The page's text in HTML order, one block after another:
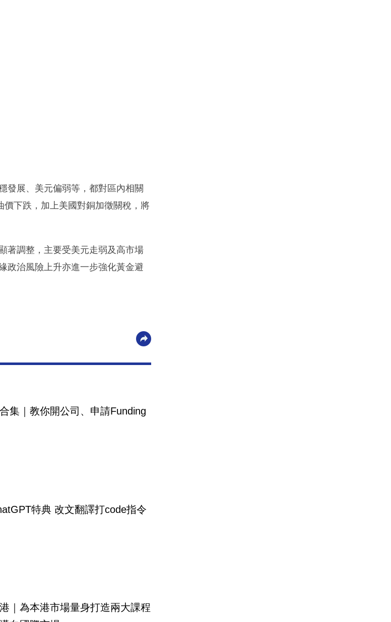
發展、美元偏弱等，都對區內相關
下跌，加上美國對銅加徵關稅，將
著調整，主要受美元走弱及高市場
政治風險上升亦進一步強化黃金避
集｜教你開公司、申請Funding
特典 改文翻譯打code指令
｜為本港市場量身打造兩大課程